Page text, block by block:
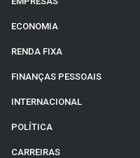
ECONOMIA
RENDA FIXA
FINANÇAS PESSOAIS
INTERNACIONAL
POLÍTICA
CARREIRAS